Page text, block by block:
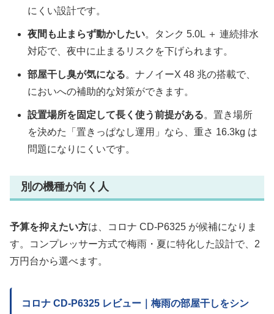
にくい設計です。
夜間も止まらず動かしたい。タンク 5.0L ＋ 連続排水
対応で、夜中に止まるリスクを下げられます。
部屋干し臭が気になる。ナノイーX 48 兆の搭載で、
においへの補助的な対策ができます。
設置場所を固定して長く使う前提がある。置き場所
を決めた「置きっぱなし運用」なら、重さ 16.3kg は
問題になりにくいです。
別の機種が向く人
予算を抑えたい方は、コロナ CD-P6325 が候補になりま
す。コンプレッサー方式で梅雨・夏に特化した設計で、2
万円台から選べます。
コロナ CD-P6325 レビュー｜梅雨の部屋干しをシン